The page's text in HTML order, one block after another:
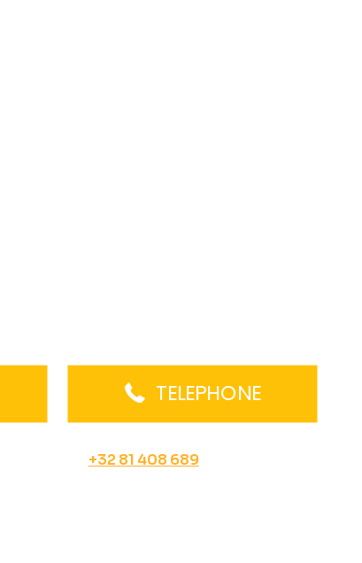
TELEPHONE
+32 81 408 689